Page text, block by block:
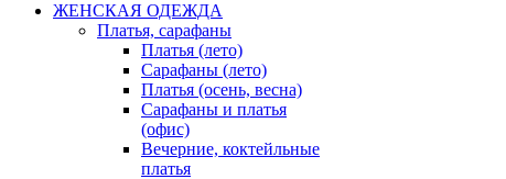
ЖЕНСКАЯ ОДЕЖДА
Платья, сарафаны
Платья (лето)
Сарафаны (лето)
Платья (осень, весна)
Сарафаны и платья
(офис)
Вечерние, коктейльные
платья